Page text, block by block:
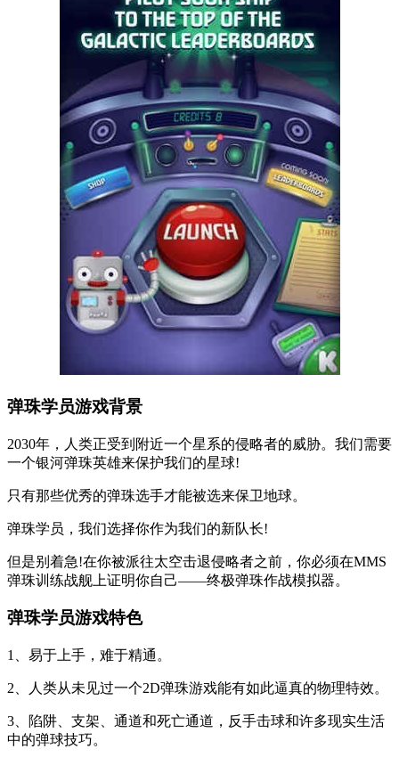
弹珠学员游戏背景
2030年，人类正受到附近一个星系的侵略者的威胁。我们需要
一个银河弹珠英雄来保护我们的星球!
只有那些优秀的弹珠选手才能被选来保卫地球。
弹珠学员，我们选择你作为我们的新队长!
但是别着急!在你被派往太空击退侵略者之前，你必须在MMS
弹珠训练战舰上证明你自己——终极弹珠作战模拟器。
弹珠学员游戏特色
1、易于上手，难于精通。
2、人类从未见过一个2D弹珠游戏能有如此逼真的物理特效。
3、陷阱、支架、通道和死亡通道，反手击球和许多现实生活
中的弹球技巧。